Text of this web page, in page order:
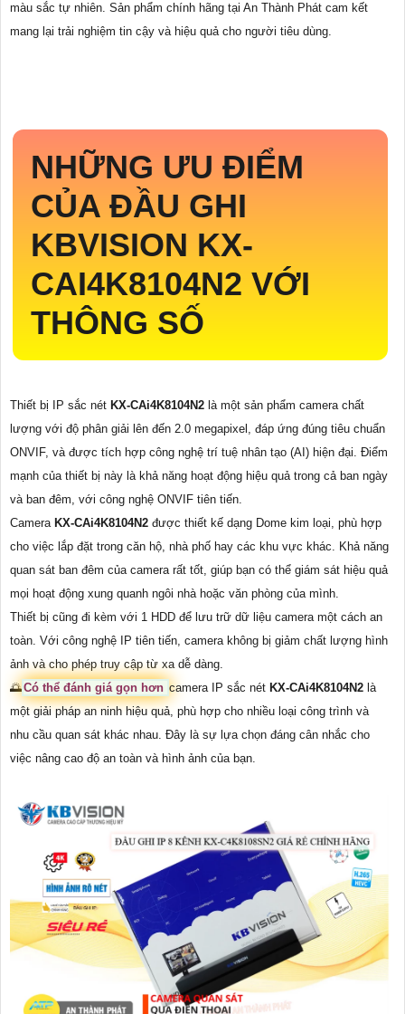
màu sắc tự nhiên. Sản phẩm chính hãng tại An Thành Phát cam kết
mang lại trải nghiệm tin cậy và hiệu quả cho người tiêu dùng.
NHỮNG ƯU ĐIỂM
CỦA ĐẦU GHI
KBVISION KX-
CAI4K8104N2 VỚI
THÔNG SỐ
Thiết bị IP sắc nét KX-CAi4K8104N2 là một sản phẩm camera chất
lượng với độ phân giải lên đến 2.0 megapixel, đáp ứng đúng tiêu chuẩn
ONVIF, và được tích hợp công nghệ trí tuệ nhân tạo (AI) hiện đại. Điểm
mạnh của thiết bị này là khả năng hoạt động hiệu quả trong cả ban ngày
và ban đêm, với công nghệ ONVIF tiên tiến.
Camera KX-CAi4K8104N2 được thiết kế dạng Dome kim loại, phù hợp
cho việc lắp đặt trong căn hộ, nhà phố hay các khu vực khác. Khả năng
quan sát ban đêm của camera rất tốt, giúp bạn có thể giám sát hiệu quả
mọi hoạt động xung quanh ngôi nhà hoặc văn phòng của mình.
Thiết bị cũng đi kèm với 1 HDD để lưu trữ dữ liệu camera một cách an
toàn. Với công nghệ IP tiên tiến, camera không bị giảm chất lượng hình
ảnh và cho phép truy cập từ xa dễ dàng.
🌅Có thể đánh giá gọn hơn camera IP sắc nét KX-CAi4K8104N2 là
một giải pháp an ninh hiệu quả, phù hợp cho nhiều loại công trình và
nhu cầu quan sát khác nhau. Đây là sự lựa chọn đáng cân nhắc cho
việc nâng cao độ an toàn và hình ảnh của bạn.